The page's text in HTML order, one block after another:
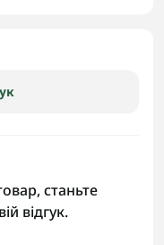
станьте
відгук.